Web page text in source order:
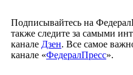
Подписывайтесь на
также следите за самыми
канале Дзен. Все самое
канале «ФедералПресс».